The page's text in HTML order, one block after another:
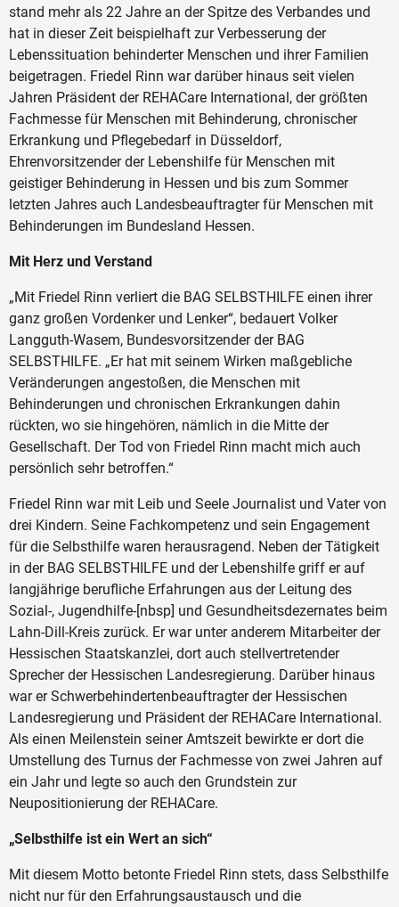
stand mehr als 22 Jahre an der Spitze des Verbandes und
hat in dieser Zeit beispielhaft zur Verbesserung der
Lebenssituation behinderter Menschen und ihrer Familien
beigetragen. Friedel Rinn war darüber hinaus seit vielen
Jahren Präsident der REHACare International, der größten
Fachmesse für Menschen mit Behinderung, chronischer
Erkrankung und Pflegebedarf in Düsseldorf,
Ehrenvorsitzender der Lebenshilfe für Menschen mit
geistiger Behinderung in Hessen und bis zum Sommer
letzten Jahres auch Landesbeauftragter für Menschen mit
Behinderungen im Bundesland Hessen.
Mit Herz und Verstand
„Mit Friedel Rinn verliert die BAG SELBSTHILFE einen ihrer
ganz großen Vordenker und Lenker“, bedauert Volker
Langguth-Wasem, Bundesvorsitzender der BAG
SELBSTHILFE. „Er hat mit seinem Wirken maßgebliche
Veränderungen angestoßen, die Menschen mit
Behinderungen und chronischen Erkrankungen dahin
rückten, wo sie hingehören, nämlich in die Mitte der
Gesellschaft. Der Tod von Friedel Rinn macht mich auch
persönlich sehr betroffen.“
Friedel Rinn war mit Leib und Seele Journalist und Vater von
drei Kindern. Seine Fachkompetenz und sein Engagement
für die Selbsthilfe waren herausragend. Neben der Tätigkeit
in der BAG SELBSTHILFE und der Lebenshilfe griff er auf
langjährige berufliche Erfahrungen aus der Leitung des
Sozial-, Jugendhilfe-[nbsp] und Gesundheitsdezernates beim
Lahn-Dill-Kreis zurück. Er war unter anderem Mitarbeiter der
Hessischen Staatskanzlei, dort auch stellvertretender
Sprecher der Hessischen Landesregierung. Darüber hinaus
war er Schwerbehindertenbeauftragter der Hessischen
Landesregierung und Präsident der REHACare International.
Als einen Meilenstein seiner Amtszeit bewirkte er dort die
Umstellung des Turnus der Fachmesse von zwei Jahren auf
ein Jahr und legte so auch den Grundstein zur
Neupositionierung der REHACare.
„Selbsthilfe ist ein Wert an sich“
Mit diesem Motto betonte Friedel Rinn stets, dass Selbsthilfe
nicht nur für den Erfahrungsaustausch und die